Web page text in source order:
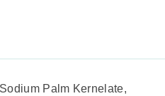
Palm Kernelate,